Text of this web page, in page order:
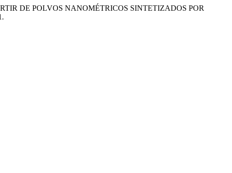
DE POLVOS NANOMÉTRICOS SINTETIZADOS POR